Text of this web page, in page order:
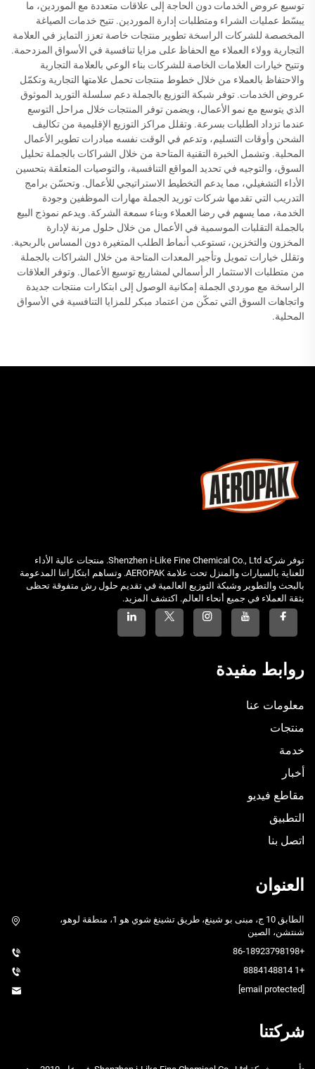
توسيع عروض الخدمات دون الحاجة إلى علاقات متعددة مع الموردين، ما
يبسّط عمليات الشراء ومتطلبات إدارة الموردين. تتيح خدمات الصياغة
المخصصة للشركات الراسخة تطوير منتجات خاصة تعزز التمايز في العلامة
التجارية وولاء العملاء مع الحفاظ على مزايا تنافسية في الأسواق المزدحمة.
وتتيح خيارات العلامات الخاصة للشركات بناء الوعي بالعلامة التجارية
والاحتفاظ بالعملاء من خلال خطوط منتجات تحمل علامتها التجارية وتكمّل
عروض الخدمات. توفر شبكة التوزيع بالجملة دعم سلسلة التوريد الموثوق
الذي يتوسع مع نمو الأعمال، ويضمن توفر المنتجات خلال مراحل التوسع
عندما تزداد الطلبات بسرعة. وتقلل مراكز التوزيع الإقليمية من تكاليف
الشحن وأوقات التسليم، وتدعم في الوقت نفسه مبادرات تطوير الأعمال
المحلية. وتشمل الخبرة التقنية المتاحة من خلال الشراكات بالجملة تحليل
السوق، والتوجيه في تحديد المواقع التنافسية، والتوصيات المتعلقة بتحسين
الأداء التشغيلي، مما يدعم التخطيط الاستراتيجي للأعمال. وتحسّن برامج
التدريب التي تقدمها شركات توريد الجملة مهارات الموظفين وجودة
الخدمة، مما يسهم في رضا العملاء وبناء سمعة الشركة. ويدعم نموذج البيع
بالجملة التقلبات الموسمية في الأعمال من خلال حلول مرنة لإدارة
المخزون والتخزين، تستوعب أنماط الطلب المتغيرة دون المساس بالربحية.
وتقلل خيارات تمويل وتأجير المعدات المتاحة من خلال الشراكات بالجملة
من متطلبات الاستثمار الرأسمالي لمشاريع توسيع الأعمال. وتوفر العلاقات
الراسخة مع موردي الجملة إمكانية الوصول إلى ابتكارات منتجات جديدة
واتجاهات السوق التي تمكّن من اعتماد مبكر للمزايا التنافسية في الأسواق
المحلية.
توفر شركة Shenzhen i-Like Fine Chemical Co., Ltd. منتجات عالية الأداء
للعناية بالسيارات والمنزل تحت علامة AEROPAK. وتساهم ابتكاراتنا المدعومة
بالبحث والتطوير وشبكة التوزيع العالمية في تقديم حلول رش متفوقة تحظى
بثقة العملاء في جميع أنحاء العالم. اكتشف المزيد.
روابط مفيدة
معلومات عنا
منتجات
خدمة
أخبار
مقاطع فيديو
التطبيق
اتصل بنا
العنوان
الطابق 10 ج، مبنى بو شينغ، طريق تشينغ شوي هو 1، منطقة لوهو،
شنتشن، الصين
+86-18923798198
+1 8884148814
شركتنا